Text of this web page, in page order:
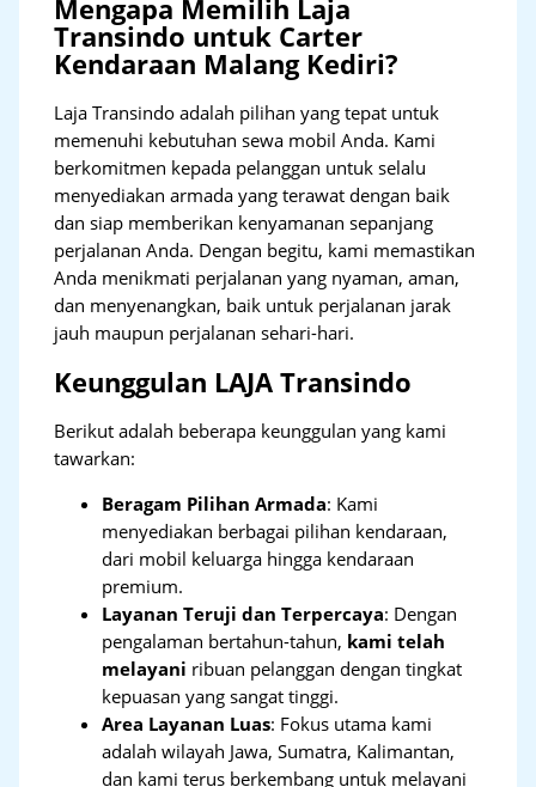
Mengapa Memilih Laja
Transindo untuk Carter
Kendaraan Malang Kediri?
Laja Transindo adalah pilihan yang tepat untuk
memenuhi kebutuhan sewa mobil Anda. Kami
berkomitmen kepada pelanggan untuk selalu
menyediakan armada yang terawat dengan baik
dan siap memberikan kenyamanan sepanjang
perjalanan Anda. Dengan begitu, kami memastikan
Anda menikmati perjalanan yang nyaman, aman,
dan menyenangkan, baik untuk perjalanan jarak
jauh maupun perjalanan sehari-hari.
Keunggulan LAJA Transindo
Berikut adalah beberapa keunggulan yang kami
tawarkan:
Beragam Pilihan Armada: Kami
menyediakan berbagai pilihan kendaraan,
dari mobil keluarga hingga kendaraan
premium.
Layanan Teruji dan Terpercaya: Dengan
pengalaman bertahun-tahun, kami telah
melayani ribuan pelanggan dengan tingkat
kepuasan yang sangat tinggi.
Area Layanan Luas: Fokus utama kami
adalah wilayah Jawa, Sumatra, Kalimantan,
dan kami terus berkembang untuk melayani